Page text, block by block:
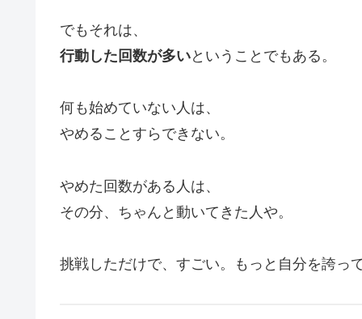
でもそれは、
行動した回数が多いということでもある。
何も始めていない人は、
やめることすらできない。
やめた回数がある人は、
その分、ちゃんと動いてきた人や。
挑戦しただけで、すごい。もっと自分を誇っ